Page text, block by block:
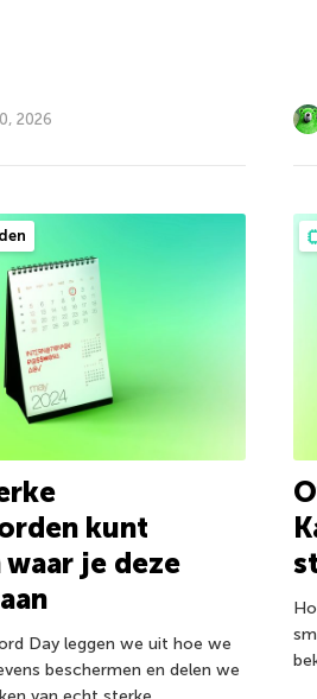
2026
kunt
waar je deze
Day leggen we uit hoe we
beschermen en delen we